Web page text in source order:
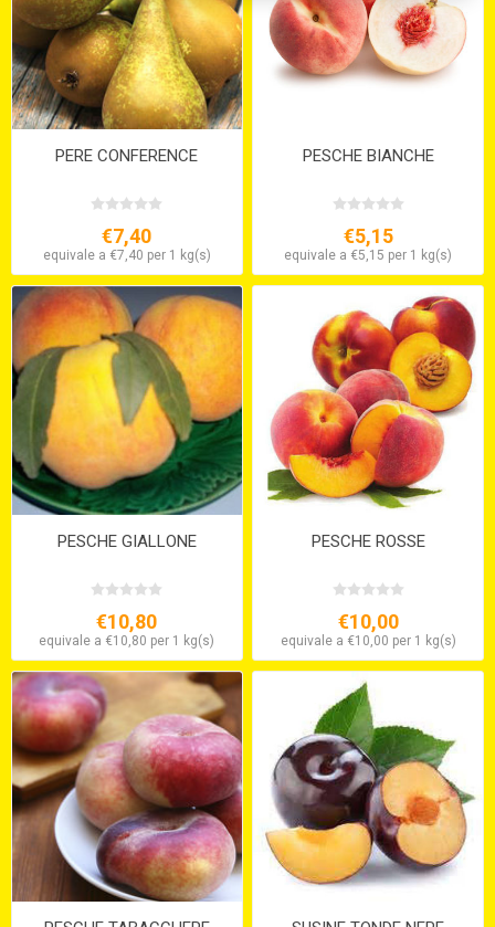
PERE CONFERENCE
€7,40
equivale a €7,40 per 1 kg(s)
PESCHE BIANCHE
€5,15
equivale a €5,15 per 1 kg(s)
PESCHE GIALLONE
€10,80
equivale a €10,80 per 1 kg(s)
PESCHE ROSSE
€10,00
equivale a €10,00 per 1 kg(s)